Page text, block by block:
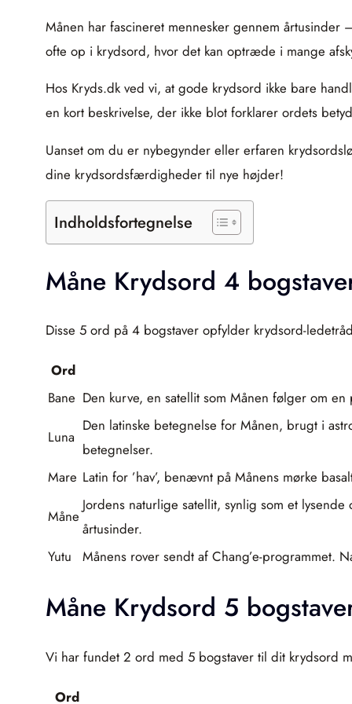
Månen har fascineret mennesker gennem årtusinder
ofte op i krydsord, hvor det kan optræde i mange
Hos Kryds.dk ved vi, at gode krydsord ikke bare
en kort beskrivelse, der ikke blot forklarer ordets
Uanset om du er nybegynder eller erfaren
dine krydsordsfærdigheder til nye højder!
Indholdsfortegnelse
Måne Krydsord 4
Disse 5 ord på 4 bogstaver opfylder krydsord-
Ord
Bane Den kurve, en satellit som Månen følger om
Luna
Den latinske betegnelse for Månen, brugt i
betegnelser.
Mare Latin for ’hav’, benævnt på Månens mørke
Måne
Jordens naturlige satellit, synlig som et
årtusinder.
Yutu
Månens rover sendt af Chang’e-programmet.
Måne Krydsord 5
Vi har fundet 2 ord med 5 bogstaver til dit krydsord
Ord